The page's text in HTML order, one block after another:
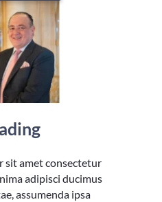
sit amet consectetur
adipisci ducimus
assumenda ipsa